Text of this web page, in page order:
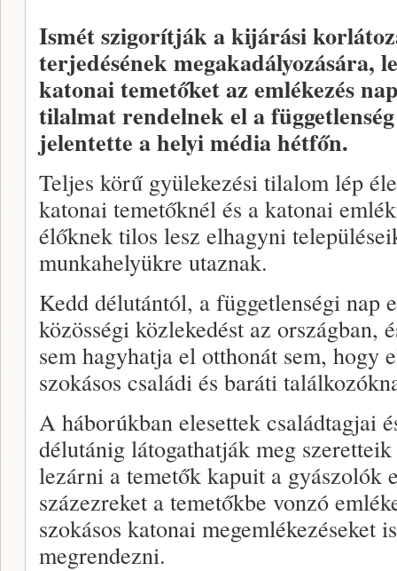
Ismét szigorítják a kijárási
terjedésének megakadályozására,
katonai temetőket az emlékezés
tilalmat rendelnek el a
jelentette a helyi média hétfőn.
Teljes körű gyülekezési tilalom lép
katonai temetőknél és a katonai
élőknek tilos lesz elhagyni
munkahelyükre utaznak.
Kedd délutántól, a függetlenségi nap
közösségi közlekedést az országban,
sem hagyhatja el otthonát sem, hogy
szokásos családi és baráti
A háborúkban elesettek családtagjai
délutánig látogathatják meg
lezárni a temetők kapuit a gyászolók
százezreket a temetőkbe vonzó
szokásos katonai megemlékezéseket
megrendezni.